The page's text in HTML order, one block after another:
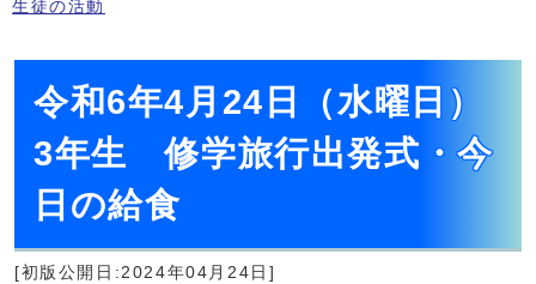
生徒の活動
令和6年4月24日（水曜日）
3年生 修学旅行出発式・今
日の給食
[初版公開日:2024年04月24日]